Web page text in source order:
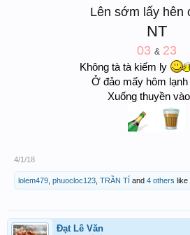
Lên sớm lấy hên
NT
03 & 23
Không tà tà kiếm ly
Ở đảo mấy hôm lạnh
Xuống thuyền
4/1/18
lolem479 phuocloc123 TRẦN TÍ and 4 others like
Đạt Lê Văn